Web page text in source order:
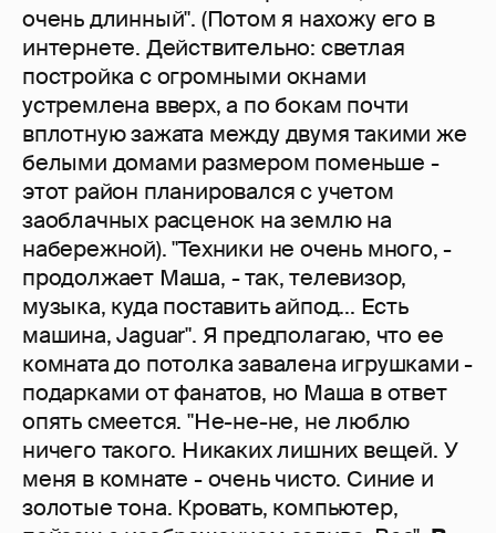
очень длинный". (Потом я нахожу его в
интернете. Действительно: светлая
постройка с огромными окнами
устремлена вверх, а по бокам почти
вплотную зажата между двумя такими же
белыми домами размером поменьше -
этот район планировался с учетом
заоблачных расценок на землю на
набережной). "Техники не очень много, -
продолжает Маша, - так, телевизор,
музыка, куда поставить айпод... Есть
машина, Jaguar". Я предполагаю, что ее
комната до потолка завалена игрушками -
подарками от фанатов, но Маша в ответ
опять смеется. "Не-не-не, не люблю
ничего такого. Никаких лишних вещей. У
меня в комнате - очень чисто. Синие и
золотые тона. Кровать, компьютер,